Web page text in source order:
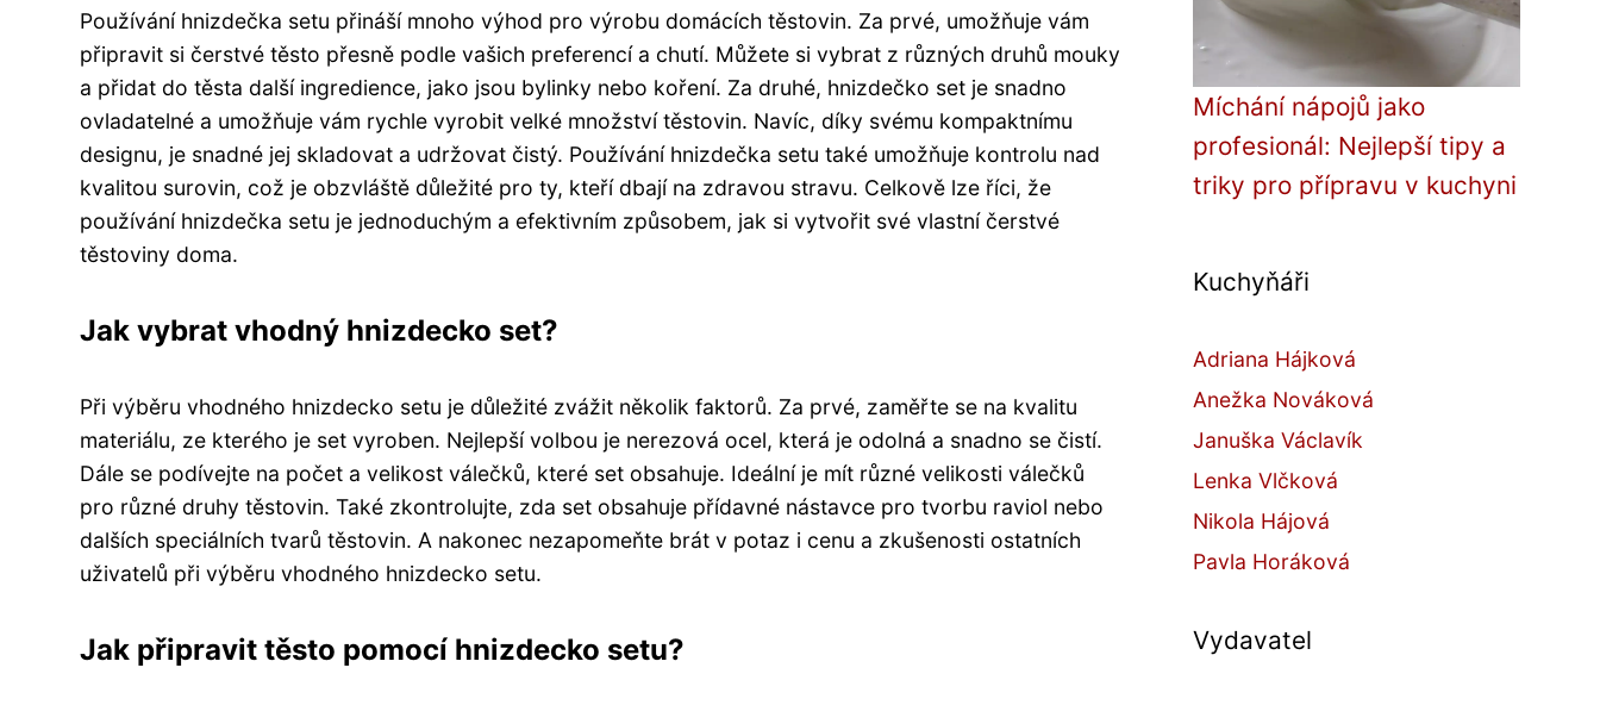
Používání hnizdečka setu přináší mnoho výhod pro výrobu domácích těstovin. Za prvé, umožňuje vám
připravit si čerstvé těsto přesně podle vašich preferencí a chutí. Můžete si vybrat z různých druhů mouky
a přidat do těsta další ingredience, jako jsou bylinky nebo koření. Za druhé, hnizdečko set je snadno
ovladatelné a umožňuje vám rychle vyrobit velké množství těstovin. Navíc, díky svému kompaktnímu
designu, je snadné jej skladovat a udržovat čistý. Používání hnizdečka setu také umožňuje kontrolu nad
kvalitou surovin, což je obzvláště důležité pro ty, kteří dbají na zdravou stravu. Celkově lze říci, že
používání hnizdečka setu je jednoduchým a efektivním způsobem, jak si vytvořit své vlastní čerstvé
těstoviny doma.
Jak vybrat vhodný hnizdecko set?
Při výběru vhodného hnizdecko setu je důležité zvážit několik faktorů. Za prvé, zaměřte se na kvalitu
materiálu, ze kterého je set vyroben. Nejlepší volbou je nerezová ocel, která je odolná a snadno se čistí.
Dále se podívejte na počet a velikost válečků, které set obsahuje. Ideální je mít různé velikosti válečků
pro různé druhy těstovin. Také zkontrolujte, zda set obsahuje přídavné nástavce pro tvorbu raviol nebo
dalších speciálních tvarů těstovin. A nakonec nezapomeňte brát v potaz i cenu a zkušenosti ostatních
uživatelů při výběru vhodného hnizdecko setu.
Jak připravit těsto pomocí hnizdecko setu?
Míchání nápojů jako
profesionál: Nejlepší tipy a
triky pro přípravu v kuchyni
Kuchyňáři
Adriana Hájková
Anežka Nováková
Januška Václavík
Lenka Vlčková
Nikola Hájová
Pavla Horáková
Vydavatel